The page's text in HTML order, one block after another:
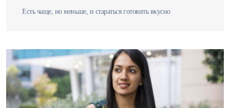
Есть чаще, но меньше, и стараться готовить вкусно